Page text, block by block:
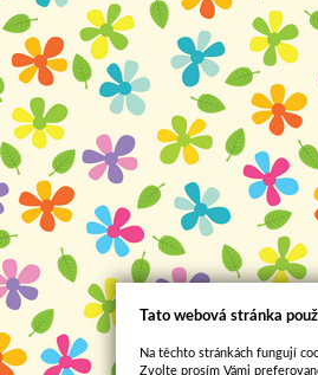
Tato webová stránka
Na těchto stránkách fungují
Zvolte prosím Vámi